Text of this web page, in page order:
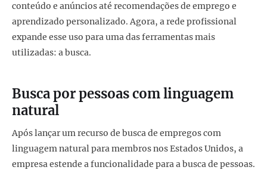
conteúdo e anúncios até recomendações de emprego e
aprendizado personalizado. Agora, a rede profissional
expande esse uso para uma das ferramentas mais
utilizadas: a busca.
Busca por pessoas com linguagem
natural
Após lançar um recurso de busca de empregos com
linguagem natural para membros nos Estados Unidos, a
empresa estende a funcionalidade para a busca de pessoas.